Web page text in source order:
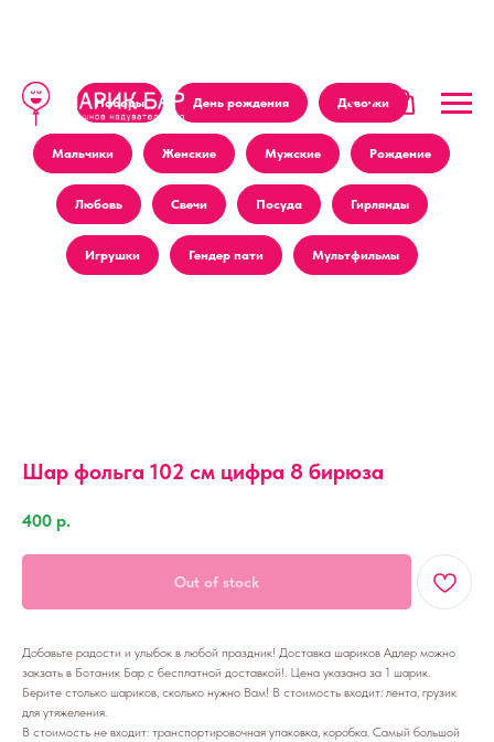
Наборы День рождения Девочки
Мальчики Женские Мужские Рождение
Любовь Свечи Посуда Гирлянды
Игрушки Гендер пати Мультфильмы
Шар фольга 102 см цифра 8 бирюза
400 р.
Out of stock
Добавьте радости и улыбок в любой праздник! Доставка шариков Адлер можно
закзать в Ботаник Бар с бесплатной доставкой!. Цена указана за 1 шарик.
Берите столько шариков, сколько нужно Вам! В стоимость входит: лента, грузик
для утяжеления.
В стоимость не входит: транспортировочная упаковка, коробка. Самый большой